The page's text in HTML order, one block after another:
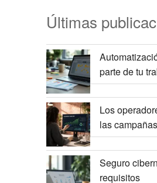
Últimas
parte de tu
Los
las
Seguro
requisitos